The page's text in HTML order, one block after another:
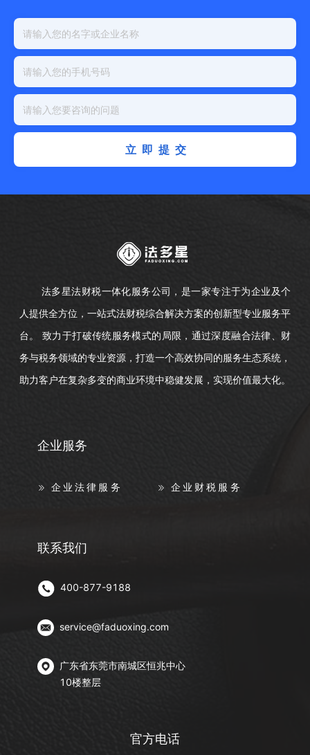
立即提交
法多星法财税一体化服务公司，是一家专注于为企业及个
人提供全方位，一站式法财税综合解决方案的创新型专业服务平
台。 致力于打破传统服务模式的局限，通过深度融合法律、财
务与税务领域的专业资源，打造一个高效协同的服务生态系统，
助力客户在复杂多变的商业环境中稳健发展，实现价值最大化。
企业服务
企业法律服务 企业财税服务
联系我们
400-877-9188
service@faduoxing.com
广东省东莞市南城区恒兆中心
10楼整层
官方电话